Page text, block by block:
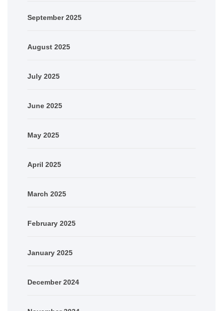
September 2025
August 2025
July 2025
June 2025
May 2025
April 2025
March 2025
February 2025
January 2025
December 2024